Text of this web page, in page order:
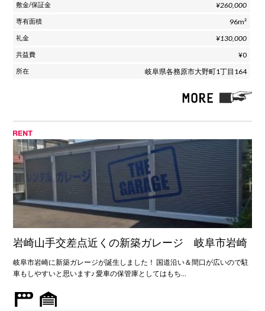
¥260,000
96m²
¥130,000
¥0
岐阜県各務原市大野町1丁目164
岩崎山手交差点近くの新築ガレージ 岐阜市岩崎
岐阜市岩崎に新築ガレージが誕生しました！ 国道沿い＆間口が広いので駐
車もしやすいと思います♪ 愛車の保管庫としてはもち…